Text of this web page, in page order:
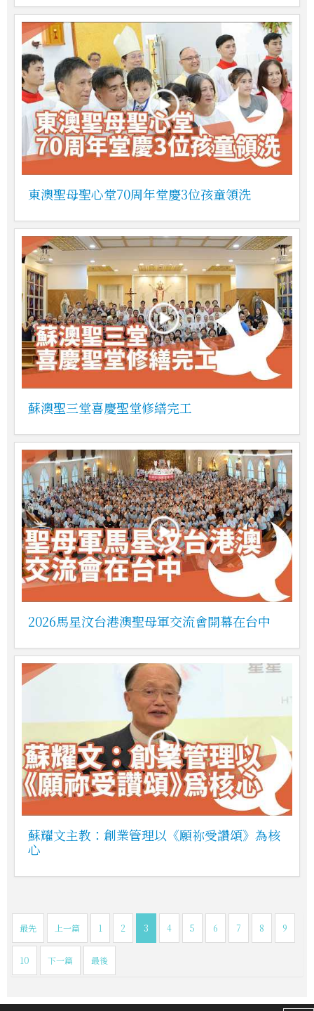
東澳聖母聖心堂70周年堂慶3位孩童領洗
蘇澳聖三堂喜慶聖堂修繕完工
2026馬星汶台港澳聖母軍交流會開幕在台中
蘇耀文主教：創業管理以《願祢受讚頌》為核
心
最先 上一篇 1 2 3 4 5 6 7 8 9
10 下一篇 最後